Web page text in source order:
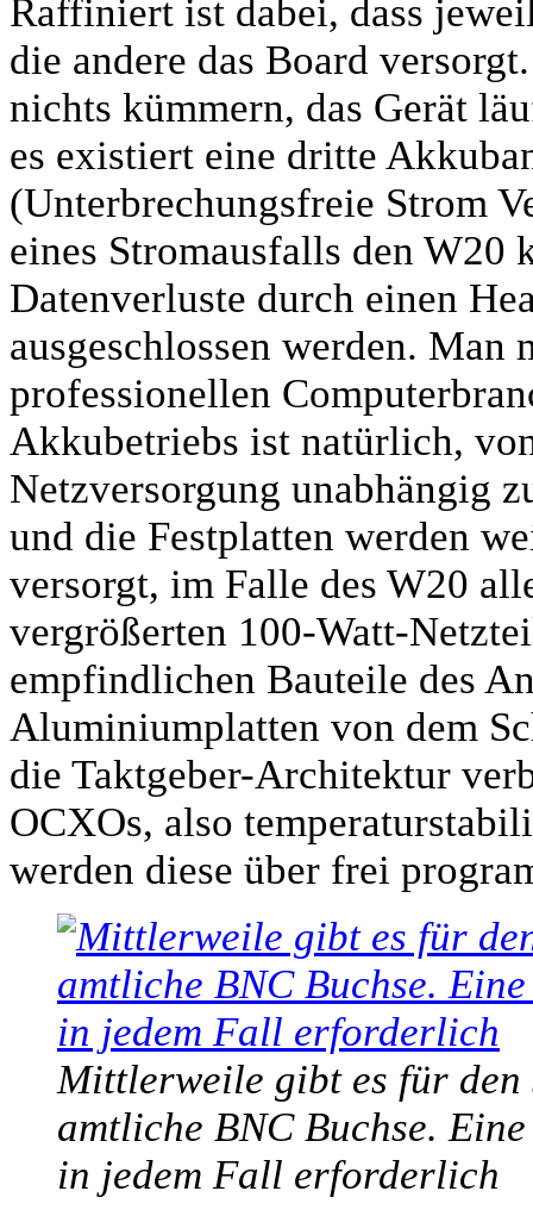
Raffiniert ist dabei, dass
die andere das Board
nichts kümmern, das Gerät
es existiert eine dritte
(Unterbrechungsfreie Strom
eines Stromausfalls den
Datenverluste durch einen
ausgeschlossen werden. Man
professionellen
Akkubetriebs ist natürlich,
Netzversorgung unabhängig
und die Festplatten werden
versorgt, im Falle des W20
vergrößerten 100-Watt-
empfindlichen Bauteile des
Aluminiumplatten von dem
die Taktgeber-Architektur
OCXOs, also
werden diese über frei
Mittlerweile gibt es für den
amtliche BNC Buchse.
in jedem Fall erforderlich